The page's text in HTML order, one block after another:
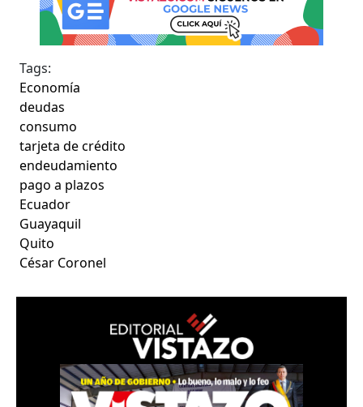
Tags:
Economía
deudas
consumo
tarjeta de crédito
endeudamiento
pago a plazos
Ecuador
Guayaquil
Quito
César Coronel